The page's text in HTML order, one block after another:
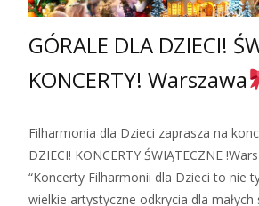
GÓRALE DLA DZIECI!
KONCERTY! Warszawa
Filharmonia dla Dzieci zaprasza na
DZIECI! KONCERTY ŚWIĄTECZNE
“Koncerty Filharmonii dla Dzieci to nie
wielkie artystyczne odkrycia dla małych